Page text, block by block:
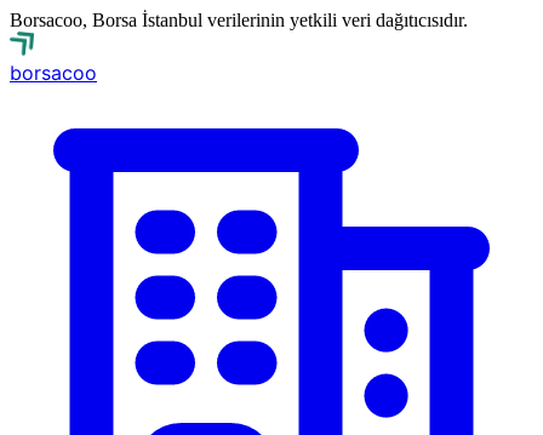
Borsacoo, Borsa İstanbul verilerinin yetkili veri dağıtıcısıdır.
borsacoo